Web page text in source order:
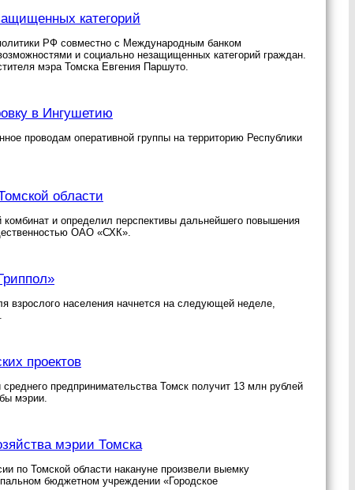
категорий
РФ совместно с Международным банком
и социально незащищенных категорий граждан.
мэра Томска Евгения Паршуто.
в Ингушетию
проводам оперативной группы на территорию Республики
области
комбинат и определил перспективы дальнейшего повышения
ОАО «СХК».
взрослого населения начнется на следующей неделе,
проектов
предпринимательства Томск получит 13 млн рублей
мэрии.
мэрии Томска
по Томской области накануне произвели выемку
бюджетном учреждении «Городское